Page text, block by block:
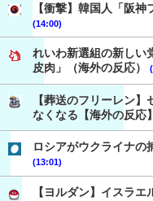
【衝撃】韓国人「阪神
(14:00)
れいわ新選組の新しい
皮肉」（海外の反応）
【葬送のフリーレン
なくなる【海外の反応
ロシアがウクライナの
(13:01)
【ヨルダン】イスラエ